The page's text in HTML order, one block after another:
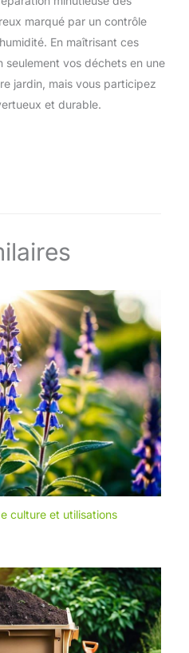
marqué par un contrôle
En maîtrisant ces
vos déchets en une
jardin, mais vous participez
et durable.
culture et utilisations